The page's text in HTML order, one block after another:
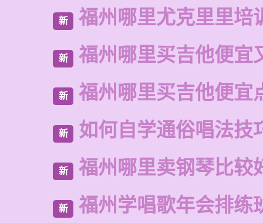
新 福州哪里尤克里里培
新 福州哪里买吉他便宜
新 福州哪里买吉他便宜
新 如何自学通俗唱法技
新 福州哪里卖钢琴比较
新 福州学唱歌年会排练